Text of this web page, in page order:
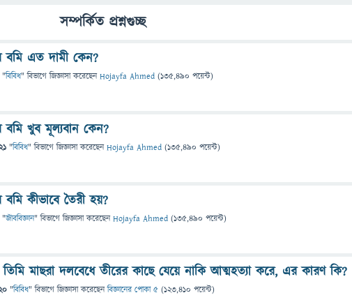
সম্পর্কিত প্রশ্নগুচ্ছ
বমি এত দামী কেন?
"বিবিধ" বিভাগে জিজ্ঞাসাকরেছেনHojayfa Ahmed (135,490 পয়েন্ট)
বমি খুব মূল্যবান কেন?
"বিবিধ" বিভাগে জিজ্ঞাসাকরেছেনHojayfa Ahmed (135,490 পয়েন্ট)
বমি কীভাবে তৈরী হয়?
"জীববিজ্ঞান" বিভাগে জিজ্ঞাসাকরেছেনHojayfa Ahmed (135,490 পয়েন্ট)
মাছরা দলবেধে তীরের কাছে যেয়ে নাকি আত্মহত্যা করে, এর কারণ কি?
"বিবিধ" বিভাগে জিজ্ঞাসাকরেছেনবিজ্ঞানের পোকা ৫ (123,410 পয়েন্ট)